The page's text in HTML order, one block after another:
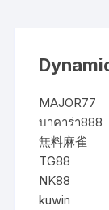
MAJOR77
บาคาร่า888
無料麻雀
TG88
NK88
kuwin